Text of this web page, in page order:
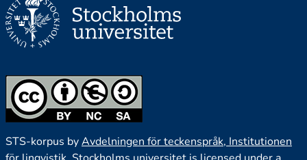
STS-korpus byAvdelningen för teckenspråk, Institutionen